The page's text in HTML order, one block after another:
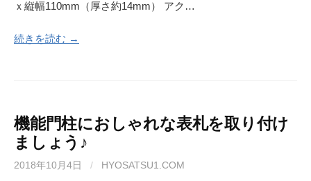
ｘ縦幅110mm（厚さ約14mm） アク…
続きを読む →
機能門柱におしゃれな表札を取り付け
ましょう♪
2018年10月4日 / HYOSATSU1.COM